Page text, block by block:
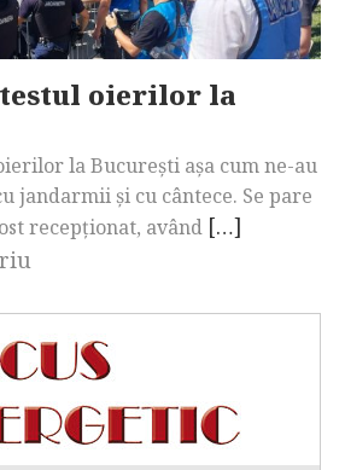
oierilor la
la București așa cum ne-au
jandarmii și cu cântece. Se pare
recepționat, având […]